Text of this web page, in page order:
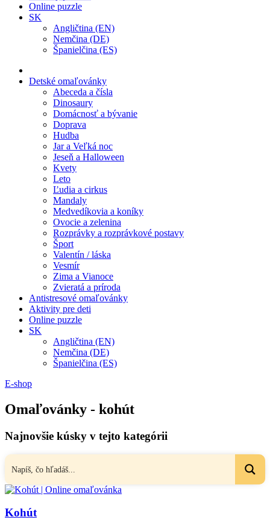
Online puzzle
SK
Angličtina (EN)
Nemčina (DE)
Španielčina (ES)
Detské omaľovánky
Abeceda a čísla
Dinosaury
Domácnosť a bývanie
Doprava
Hudba
Jar a Veľká noc
Jeseň a Halloween
Kvety
Leto
Ľudia a cirkus
Mandaly
Medvedíkovia a koníky
Ovocie a zelenina
Rozprávky a rozprávkové postavy
Šport
Valentín / láska
Vesmír
Zima a Vianoce
Zvieratá a príroda
Antistresové omaľovánky
Aktivity pre deti
Online puzzle
SK
Angličtina (EN)
Nemčina (DE)
Španielčina (ES)
E-shop
Omaľovánky - kohút
Najnovšie kúsky v tejto kategórii
Kohút